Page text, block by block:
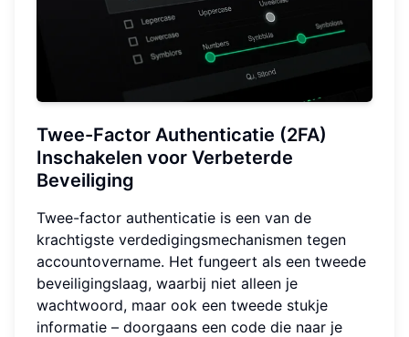
Twee-Factor Authenticatie (2FA)
Inschakelen voor Verbeterde
Beveiliging
Twee-factor authenticatie is een van de
krachtigste verdedigingsmechanismen tegen
accountovername. Het fungeert als een tweede
beveiligingslaag, waarbij niet alleen je
wachtwoord, maar ook een tweede stukje
informatie – doorgaans een code die naar je